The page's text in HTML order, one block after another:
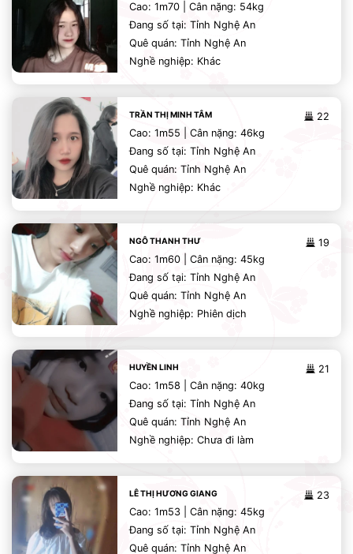
Cao: 1m70 | Cân nặng: 54kg
Đang số tại: Tỉnh Nghệ An
Quê quán: Tỉnh Nghệ An
Nghề nghiệp: Khác
22
TRẦN THỊ MINH TÂM
Cao: 1m55 | Cân nặng: 46kg
Đang số tại: Tỉnh Nghệ An
Quê quán: Tỉnh Nghệ An
Nghề nghiệp: Khác
19
NGÔ THANH THƯ
Cao: 1m60 | Cân nặng: 45kg
Đang số tại: Tỉnh Nghệ An
Quê quán: Tỉnh Nghệ An
Nghề nghiệp: Phiên dịch
21
HUYỀN LINH
Cao: 1m58 | Cân nặng: 40kg
Đang số tại: Tỉnh Nghệ An
Quê quán: Tỉnh Nghệ An
Nghề nghiệp: Chưa đi làm
23
LÊ THỊ HƯƠNG GIANG
Cao: 1m53 | Cân nặng: 45kg
Đang số tại: Tỉnh Nghệ An
Quê quán: Tỉnh Nghệ An